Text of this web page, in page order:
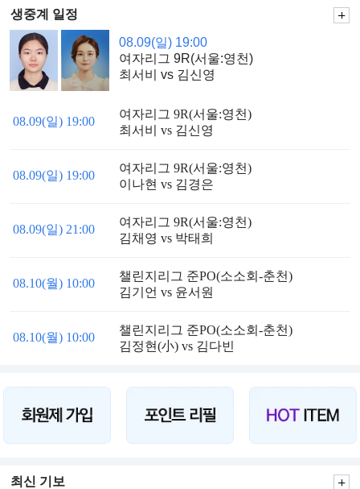
생중계 일정
08.09(일) 19:00
여자리그 9R(서울:영천)
최서비 vs 김신영
08.09(일) 19:00
여자리그 9R(서울:영천)
최서비 vs 김신영
08.09(일) 19:00
여자리그 9R(서울:영천)
이나현 vs 김경은
08.09(일) 21:00
여자리그 9R(서울:영천)
김채영 vs 박태희
08.10(월) 10:00
챌린지리그 준PO(소소회-춘천)
김기언 vs 윤서원
08.10(월) 10:00
챌린지리그 준PO(소소회-춘천)
김정현(小) vs 김다빈
최신 기보